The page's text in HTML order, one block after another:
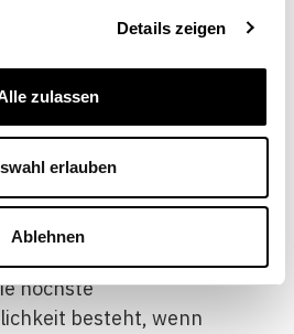
Details zeigen
zulassen
erlauben
Ablehnen
Folge des modernisierten
direkte Erfolge
Grund hierfür liegt
Mehrzahl der
nicht von den
von den linken und
eigenen Profilierung
höchste
besteht, wenn